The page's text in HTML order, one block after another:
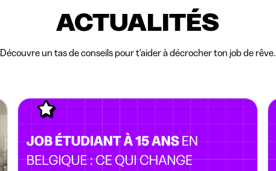
ACTUALITÉS
Découvre un tas de conseils pour t'aider à décrocher ton job de rêve.